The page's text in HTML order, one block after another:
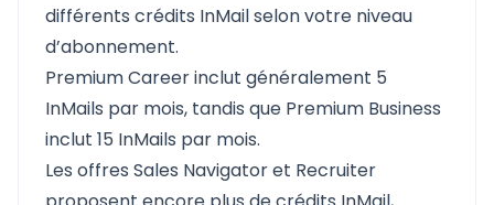
différents crédits InMail selon votre niveau
d’abonnement.
Premium Career inclut généralement 5
InMails par mois, tandis que Premium Business
inclut 15 InMails par mois.
Les offres Sales Navigator et Recruiter